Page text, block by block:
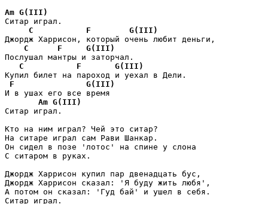
Am G(III)
Ситар играл.
C
F
G(III)
Джордж Харрисон, который очень любит деньги,
C
F
G(III)
Послушал мантры и заторчал.
C
F
G(III)
Купил билет на пароход и уехал в Дели.
F
G(III)
И в ушах его все время
Am G(III)
Ситар играл.
Кто на ним играл? Чей это ситар?
На ситаре играл сам Рави Шанкар.
Он сидел в позе 'лотос' на спине у слона
С ситаром в руках.
Джордж Харрисон купил пар двенадцать бус,
Джордж Харрисон сказал: 'Я буду жить любя',
А потом он сказал: 'Гуд бай' и ушел в себя.
Ситар играл.